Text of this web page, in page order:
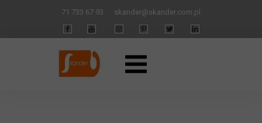
71 733 67 93 skander@skander.com.pl